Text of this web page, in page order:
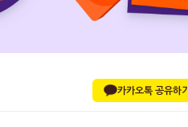
카카오톡 공유하기